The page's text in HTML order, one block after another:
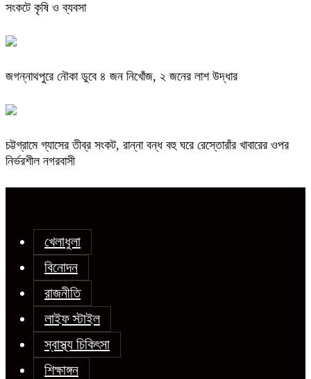
সংকটে কৃষি ও ব্যবসা
জগন্নাথপুরে নৌকা ডুবে ৪ জন নিখোঁজ, ২ জনের লাশ উদ্ধার
চট্টগ্রামে গ্যাসের তীব্র সংকট, রান্না বন্ধ বহু ঘরে রেস্তোরাঁর খাবারের ওপর
নির্ভরশীল নগরবাসী
খেলাধুলা
বিনোদন
রাজনীতি
লাইফ স্টাইল
স্বাস্থ্য চিকিৎসা
শিক্ষাঙ্গন